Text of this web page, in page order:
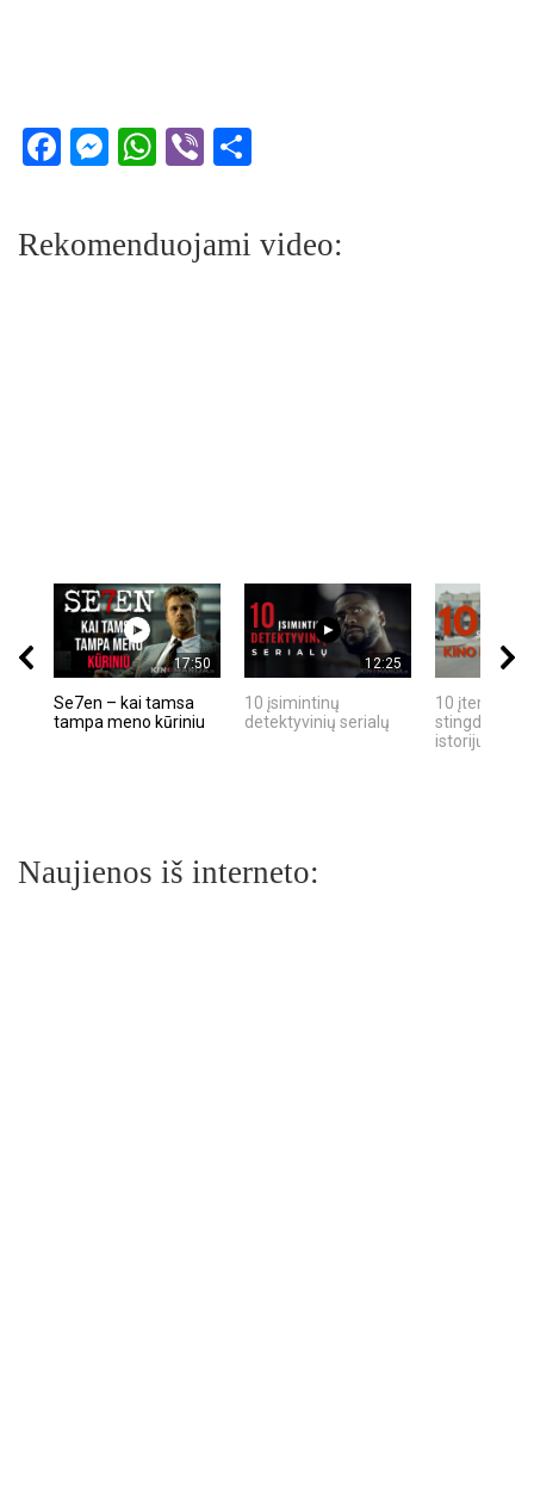
Facebook
Messenger
WhatsApp
Viber
Rekomenduojami video:
17:50
Se7en – kai tamsa
tampa meno kūriniu
12:25
10 įsimintinų
detektyvinių serialų
10 įtemptų,
stingdančių
istorijų
Naujienos iš interneto: